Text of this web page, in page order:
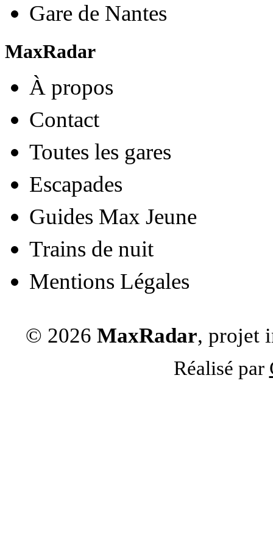
Gare de Nantes
MaxRadar
À propos
Contact
Toutes les gares
Escapades
Guides Max Jeune
Trains de nuit
Mentions Légales
© 2026 MaxRadar, projet
Réalisé par